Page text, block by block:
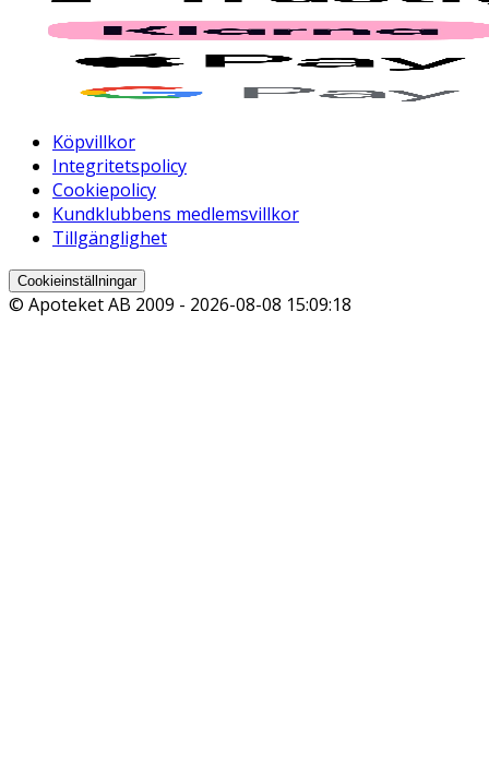
Köpvillkor
Integritetspolicy
Cookiepolicy
Kundklubbens medlemsvillkor
Tillgänglighet
Cookieinställningar
© Apoteket AB 2009 - 2026-08-08 15:09:18